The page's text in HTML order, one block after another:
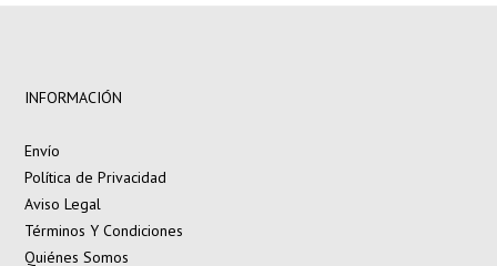
INFORMACIÓN
Envío
Política de Privacidad
Aviso Legal
Términos Y Condiciones
Quiénes Somos